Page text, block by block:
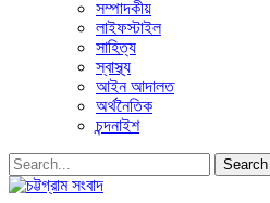
সম্পাদকীয়
লাইফস্টাইল
সাহিত্য
স্বাস্থ্য
আইন আদালত
অর্থনৈতিক
চন্দনাইশ